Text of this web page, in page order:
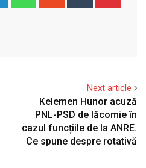
Next article
Kelemen Hunor acuză
PNL-PSD de lăcomie în
cazul funcțiile de la ANRE.
Ce spune despre rotativă